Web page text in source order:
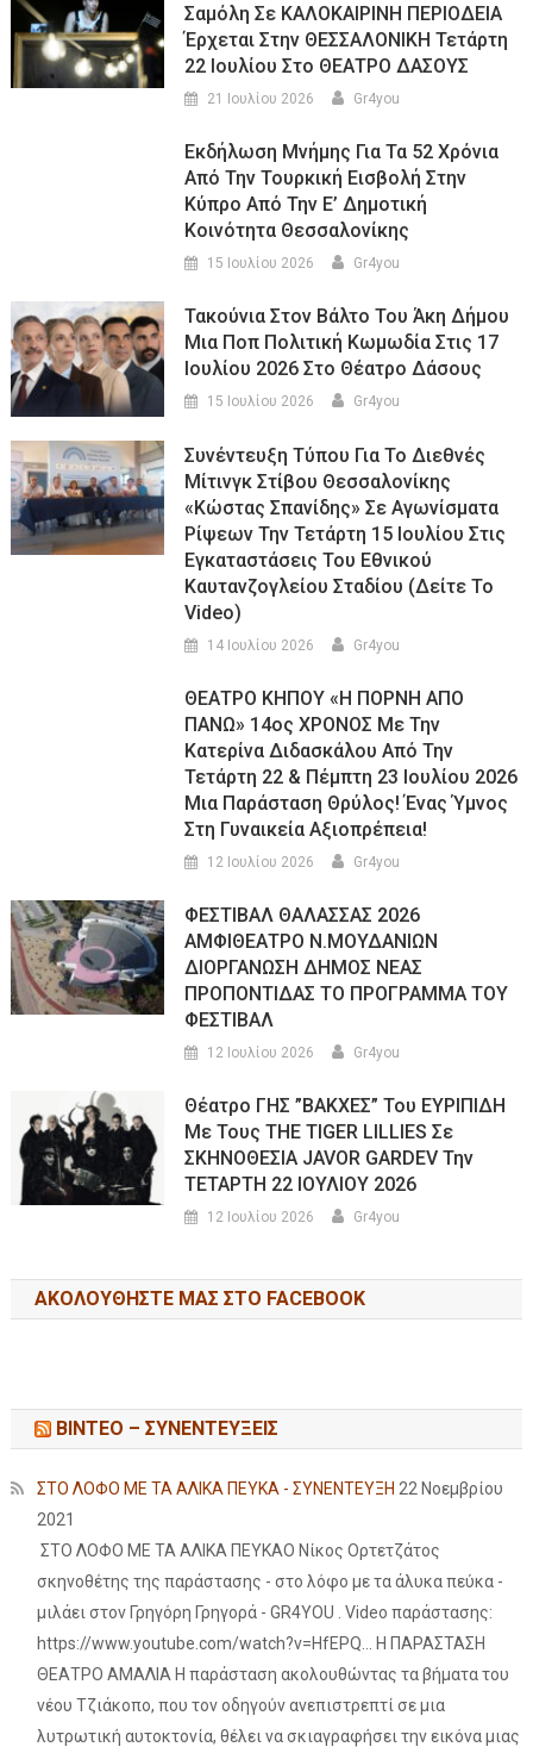
Σαμόλη Σε ΚΑΛΟΚΑΙΡΙΝΗ ΠΕΡΙΟΔΕΙΑ
Έρχεται Στην ΘΕΣΣΑΛΟΝΙΚΗ Τετάρτη
22 Ιουλίου Στο ΘΕΑΤΡΟ ΔΑΣΟΥΣ
21 Ιουλίου 2026 Gr4you
Εκδήλωση Μνήμης Για Τα 52 Χρόνια
Από Την Τουρκική Εισβολή Στην
Κύπρο Από Την Ε’ Δημοτική
Κοινότητα Θεσσαλονίκης
15 Ιουλίου 2026 Gr4you
Τακούνια Στον Βάλτο Του Άκη Δήμου
Μια Ποπ Πολιτική Κωμωδία Στις 17
Ιουλίου 2026 Στο Θέατρο Δάσους
15 Ιουλίου 2026 Gr4you
Συνέντευξη Τύπου Για Το Διεθνές
Μίτινγκ Στίβου Θεσσαλονίκης
«Κώστας Σπανίδης» Σε Αγωνίσματα
Ρίψεων Την Τετάρτη 15 Ιουλίου Στις
Εγκαταστάσεις Του Εθνικού
Καυτανζογλείου Σταδίου (Δείτε Το
Video)
14 Ιουλίου 2026 Gr4you
ΘΕΑΤΡΟ ΚΗΠΟΥ «Η ΠΟΡΝΗ ΑΠΟ
ΠΑΝΩ» 14ος ΧΡΟΝΟΣ Με Την
Κατερίνα Διδασκάλου Από Την
Τετάρτη 22 & Πέμπτη 23 Ιουλίου 2026
Μια Παράσταση Θρύλος! Ένας Ύμνος
Στη Γυναικεία Αξιοπρέπεια!
12 Ιουλίου 2026 Gr4you
ΦΕΣΤΙΒΑΛ ΘΑΛΑΣΣΑΣ 2026
ΑΜΦΙΘΕΑΤΡΟ Ν.ΜΟΥΔΑΝΙΩΝ
ΔΙΟΡΓΑΝΩΣΗ ΔΗΜΟΣ ΝΕΑΣ
ΠΡΟΠΟΝΤΙΔΑΣ ΤΟ ΠΡΟΓΡΑΜΜΑ ΤΟΥ
ΦΕΣΤΙΒΑΛ
12 Ιουλίου 2026 Gr4you
Θέατρο ΓΗΣ ”ΒΑΚΧΕΣ” Του ΕΥΡΙΠΙΔΗ
Με Τους THE TIGER LILLIES Σε
ΣΚΗΝΟΘΕΣΙΑ JAVOR GARDEV Την
ΤΕΤΑΡΤΗ 22 ΙΟΥΛΙΟΥ 2026
12 Ιουλίου 2026 Gr4you
ΑΚΟΛΟΥΘΉΣΤΕ ΜΑΣ ΣΤΟ FACEBOOK
ΒΙΝΤΕΟ – ΣΥΝΕΝΤΕΥΞΕΙΣ
ΣΤΟ ΛΟΦΟ ΜΕ ΤΑ ΑΛΙΚΑ ΠΕΥΚΑ - ΣΥΝΕΝΤΕΥΞΗ 22 Νοεμβρίου
2021
ΣΤΟ ΛΟΦΟ ΜΕ ΤΑ ΑΛΙΚΑ ΠΕΥΚΑΟ Νίκος Ορτετζάτος
σκηνοθέτης της παράστασης - στο λόφο με τα άλυκα πεύκα -
μιλάει στον Γρηγόρη Γρηγορά - GR4YOU . Video παράστασης:
https://www.youtube.com/watch?v=HfEPQ... Η ΠΑΡΑΣΤΑΣΗ
ΘΕΑΤΡΟ ΑΜΑΛΙΑ Η παράσταση ακολουθώντας τα βήματα του
νέου Τζιάκοπο, που τον οδηγούν ανεπιστρεπτί σε μια
λυτρωτική αυτοκτονία, θέλει να σκιαγραφήσει την εικόνα μιας